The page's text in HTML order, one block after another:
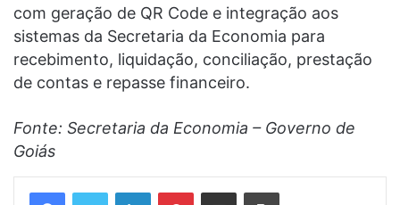
com geração de QR Code e integração aos
sistemas da Secretaria da Economia para
recebimento, liquidação, conciliação, prestação
de contas e repasse financeiro.
Fonte: Secretaria da Economia – Governo de
Goiás
LinkedinPinterestCompartilhar via e-mail Imprimir